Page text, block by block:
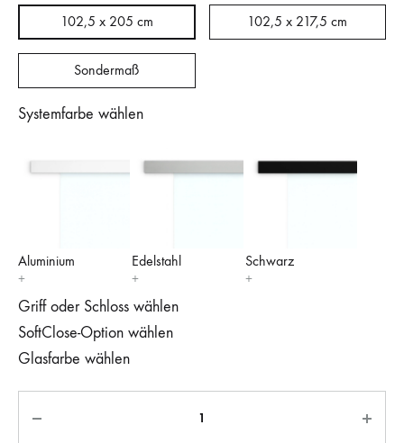
102,5 x 205 cm 102,5 x 217,5 cm
Sondermaß
Systemfarbe wählen
Aluminium Edelstahl Schwarz
Griff oder Schloss wählen
SoftClose-Option wählen
Glasfarbe wählen